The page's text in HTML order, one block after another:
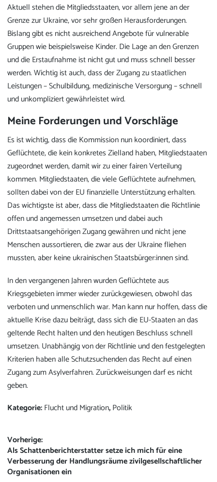
Aktuell stehen die Mitgliedsstaaten, vor allem jene an der
Grenze zur Ukraine, vor sehr großen Herausforderungen.
Bislang gibt es nicht ausreichend Angebote für vulnerable
Gruppen wie beispielsweise Kinder. Die Lage an den Grenzen
und die Erstaufnahme ist nicht gut und muss schnell besser
werden. Wichtig ist auch, dass der Zugang zu staatlichen
Leistungen – Schulbildung, medizinische Versorgung – schnell
und unkompliziert gewährleistet wird.
Meine Forderungen und Vorschläge
Es ist wichtig, dass die Kommission nun koordiniert, dass
Geflüchtete, die kein konkretes Zielland haben, Mitgliedstaaten
zugeordnet werden, damit wir zu einer fairen Verteilung
kommen. Mitgliedstaaten, die viele Geflüchtete aufnehmen,
sollten dabei von der EU finanzielle Unterstützung erhalten.
Das wichtigste ist aber, dass die Mitgliedstaaten die Richtlinie
offen und angemessen umsetzen und dabei auch
Drittstaatsangehörigen Zugang gewähren und nicht jene
Menschen aussortieren, die zwar aus der Ukraine fliehen
mussten, aber keine ukrainischen Staatsbürger:innen sind.
In den vergangenen Jahren wurden Geflüchtete aus
Kriegsgebieten immer wieder zurückgewiesen, obwohl das
verboten und unmenschlich war. Man kann nur hoffen, dass die
aktuelle Krise dazu beiträgt, dass sich die EU-Staaten an das
geltende Recht halten und den heutigen Beschluss schnell
umsetzen. Unabhängig von der Richtlinie und den festgelegten
Kriterien haben alle Schutzsuchenden das Recht auf einen
Zugang zum Asylverfahren. Zurückweisungen darf es nicht
geben.
Kategorie:Flucht und Migration,Politik
Beitrags-
Navigation
Vorherige:
Vorheriger
Beitrag:
Als Schattenberichterstatter setze ich mich für eine
Verbesserung der Handlungsräume zivilgesellschaftlicher
Organisationen ein